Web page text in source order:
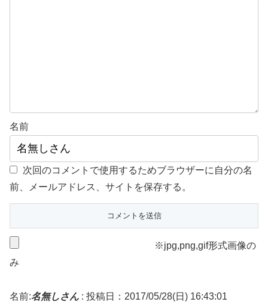
名前
次回のコメントで使用するためブラウザーに自分の名
前、メールアドレス、サイトを保存する。
※jpg,png,gif形式画像の
み
名前:名無しさん : 投稿日：2017/05/28(日) 16:43:01